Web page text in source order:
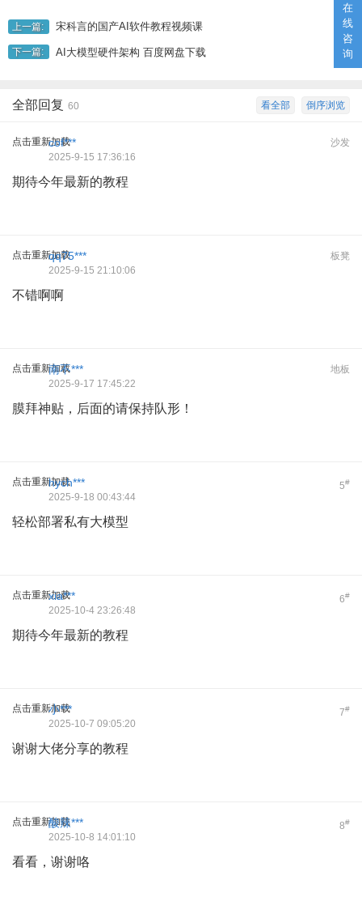
在
线
咨
询
上一篇: 宋科言的国产AI软件教程视频课
下一篇: AI大模型硬件架构 百度网盘下载
倒序浏览
看全部
全部回复 60
点击重新加载 沙发
cof***
2025-9-15 17:36:16
期待今年最新的教程
点击重新加载 板凳
qq75***
2025-9-15 21:10:06
不错啊啊
点击重新加载 地板
南不***
2025-9-17 17:45:22
膜拜神贴，后面的请保持队形！
点击重新加载 5#
hych***
2025-9-18 00:43:44
轻松部署私有大模型
点击重新加载 6#
xia***
2025-10-4 23:26:48
期待今年最新的教程
点击重新加载 7#
小***
2025-10-7 09:05:20
谢谢大佬分享的教程
点击重新加载 8#
酸辣***
2025-10-8 14:01:10
看看，谢谢咯